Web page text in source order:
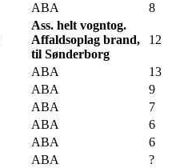
ABA 8
Ass. helt vogntog.
Affaldsoplag brand,
til Sønderborg
12
ABA
13
ABA
9
ABA
7
ABA
6
ABA
6
ABA
?